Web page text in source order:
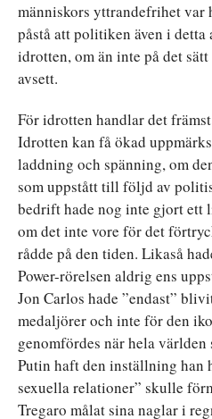
människors yttrandefrihet var
påstå att politiken även i detta
idrotten, om än inte på det
avsett.
För idrotten handlar det
Idrotten kan få ökad
laddning och spänning, om
som uppstått till följd av
bedrift hade nog inte gjort ett
om det inte vore för det
rådde på den tiden. Likaså
Power-rörelsen aldrig ens
Jon Carlos hade ”endast”
medaljörer och inte för den
genomfördes när hela
Putin haft den inställning
sexuella relationer” skulle
Tregaro målat sina naglar i